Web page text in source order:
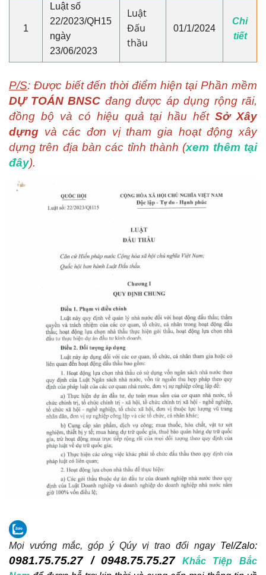
1
Luật số
22/2023/QH15
ngày
23/06/2023
Luật
Đấu
thầu
01/1/2024
Chi
tiết
P/S: Được biết đến thời điểm hiện tại Phần mềm
DỰ TOÁN BNSC đang được áp dụng rộng rãi,
đồng bộ và có hiệu quả tại hầu hếtSở Xây
dựng và các đơn vị tham gia hoạt động xây
dựng trên địa bàn các tỉnh thành (xem thêm tại
đây).
Mọi vướng mắc, góp ý Qúy vị trao đổi ngay Tel/Zalo:
0981.75.75.27 / 0948.75.75.27
Khắc Tiệp Bắc